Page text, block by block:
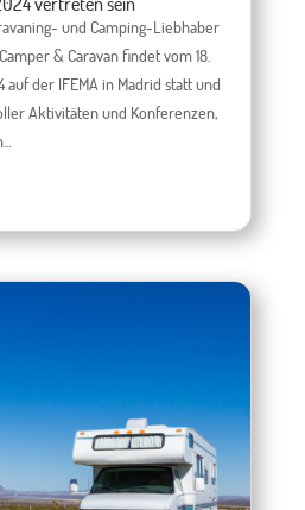
und Camping-Liebhaber
& Caravan findet vom 18.
der IFEMA in Madrid statt und
Aktivitäten und Konferenzen,